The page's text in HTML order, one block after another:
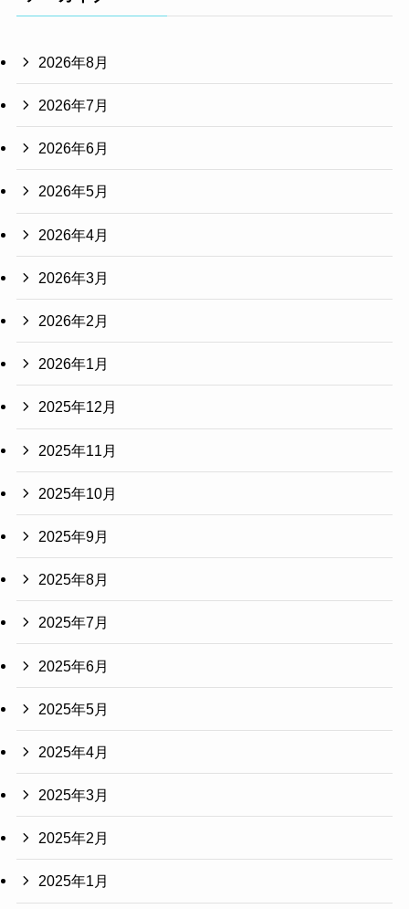
2026年8月
2026年7月
2026年6月
2026年5月
2026年4月
2026年3月
2026年2月
2026年1月
2025年12月
2025年11月
2025年10月
2025年9月
2025年8月
2025年7月
2025年6月
2025年5月
2025年4月
2025年3月
2025年2月
2025年1月